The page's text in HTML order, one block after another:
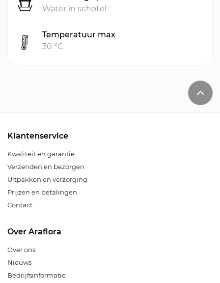
Water in schotel
Temperatuur max
30 °C
Klantenservice
Kwaliteit en garantie
Verzenden en bezorgen
Uitpakken en verzorging
Prijzen en betalingen
Contact
Over Araflora
Over ons
Nieuws
Bedrijfsinformatie